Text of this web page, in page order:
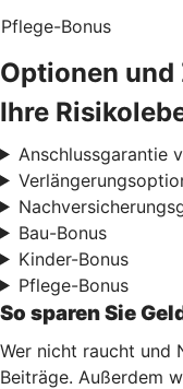
Pflege-Bonus
Optionen
Ihre
Anschlussgarantie
Bau-Bonus
Kinder-Bonus
Pflege-Bonus
So sparen Sie
Wer nicht raucht und
Beiträge. Außerdem